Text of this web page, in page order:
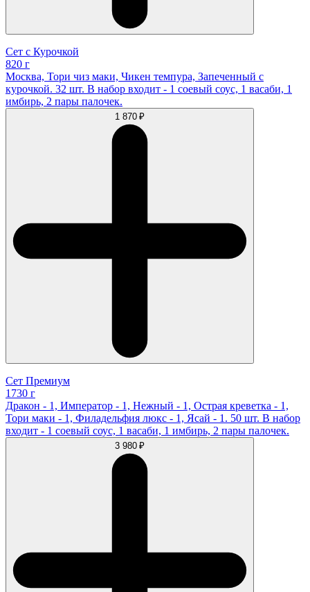
Сет с Курочкой
820 г
Москва, Тори чиз маки, Чикен темпура, Запеченный с
курочкой. 32 шт. В набор входит - 1 соевый соус, 1 васаби, 1
имбирь, 2 пары палочек.
1 870 ₽
Сет Премиум
1730 г
Дракон - 1, Император - 1, Нежный - 1, Острая креветка - 1,
Тори маки - 1, Филадельфия люкс - 1, Ясай - 1. 50 шт. В набор
входит - 1 соевый соус, 1 васаби, 1 имбирь, 2 пары палочек.
3 980 ₽